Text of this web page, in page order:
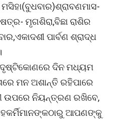
ମୃଗଶିରା,ବିଛା ରାଶିର
ପାର୍ବଣ ଶ୍ରାଦ୍ଧ
ଦିନ ମଧ୍ୟମ
ମନ ଅଶାନ୍ତି ରହିପାରେ
ଉପରେ ନିୟନ୍ତ୍ରଣ ରଖିବେ,
ଆପଣଙ୍କୁ